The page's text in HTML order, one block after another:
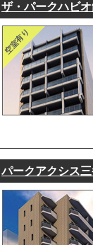
ザ・パークハビ
パークアクシス